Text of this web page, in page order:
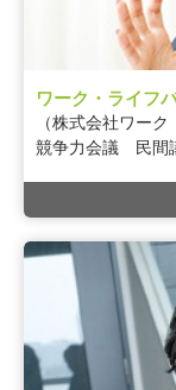
ワーク・ライフ
（株式会社ワー
競争力会議 民間